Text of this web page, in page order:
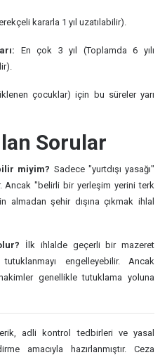
kararla 1 yıl uzatılabilir).
En çok 3 yıl (Toplamda 6 yılı
çocuklar) için bu süreler yarı
Sorular
miyim? Sadece "yurtdışı yasağı"
Ancak "belirli bir yerleşim yerini terk
almadan şehir dışına çıkmak ihlal
İlk ihlalde geçerli bir mazeret
engelleyebilir. Ancak
genellikle tutuklama yoluna
adli kontrol tedbirleri ve yasal
amacıyla hazırlanmıştır. Ceza